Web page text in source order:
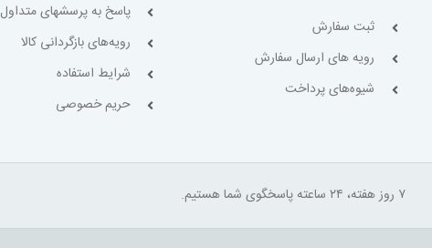
ثبت سفارش
رویه های ارسال سفارش
شیوه‌های پرداخت
پاسخ به پرسشهای متداول
رویه‌های بازگردانی کالا
شرایط استفاده
حریم خصوصی
۷ روز هفته، ۲۴ ساعته پاسخگوی شما هستیم.